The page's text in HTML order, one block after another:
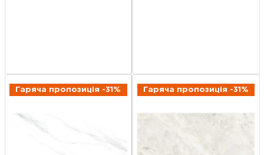
Гаряча пропозиція -31% Гаряча пропозиція -31%